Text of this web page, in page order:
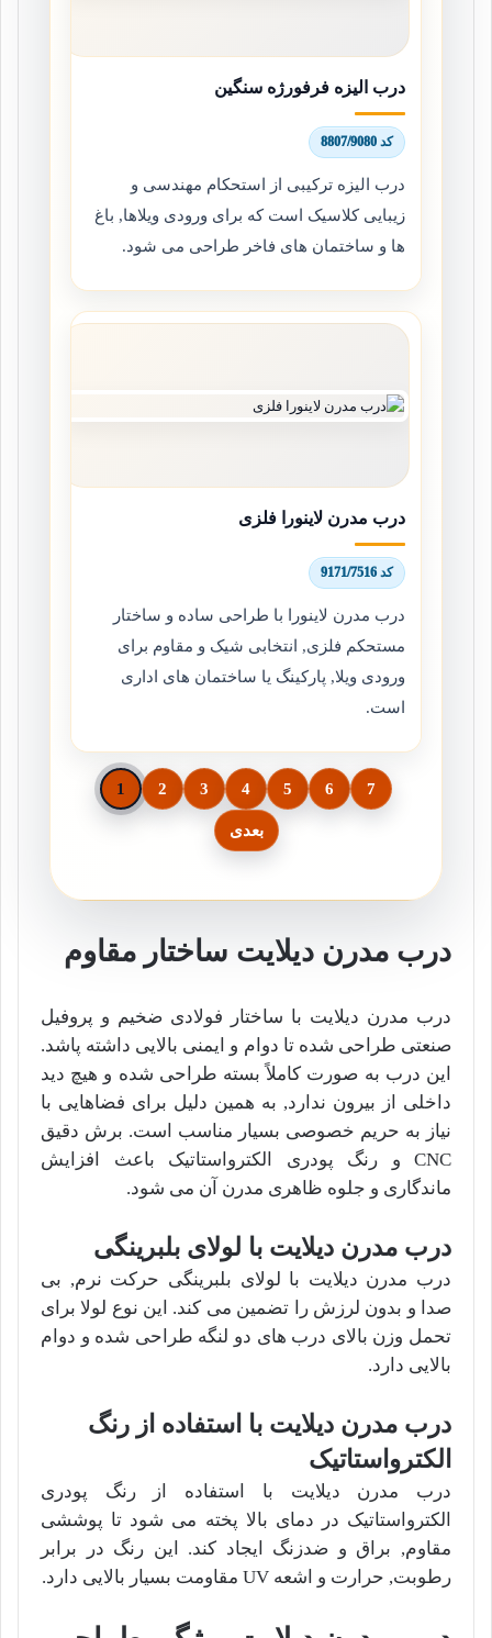
درب الیزه فرفورژه سنگین
کد 8807/9080
درب الیزه ترکیبی از استحکام مهندسی و
زیبایی کلاسیک است که برای ورودی ویلاها, باغ
ها و ساختمان های فاخر طراحی می شود.
درب مدرن لاینورا فلزی
کد 9171/7516
درب مدرن لاینورا با طراحی ساده و ساختار
مستحکم فلزی, انتخابی شیک و مقاوم برای
ورودی ویلا, پارکینگ یا ساختمان های اداری
است.
1 2 3 4 5 6 7
بعدی
درب مدرن دیلایت ساختار مقاوم
درب مدرن دیلایت با ساختار فولادی ضخیم و پروفیل
صنعتی طراحی شده تا دوام و ایمنی بالایی داشته پاشد.
این درب به صورت کاملاً بسته طراحی شده و هیچ دید
داخلی از بیرون ندارد, به همین دلیل برای فضاهایی با
نیاز به حریم خصوصی بسیار مناسب است. برش دقیق
CNC و رنگ پودری الکترواستاتیک باعث افزایش
ماندگاری و جلوه ظاهری مدرن آن می شود.
درب مدرن دیلایت با لولای بلبرینگی
درب مدرن دیلایت با لولای بلبرینگی حرکت نرم, بی
صدا و بدون لرزش را تضمین می کند. این نوع لولا برای
تحمل وزن بالای درب های دو لنگه طراحی شده و دوام
بالایی دارد.
درب مدرن دیلایت با استفاده از رنگ
الکترواستاتیک
درب مدرن دیلایت با استفاده از رنگ پودری
الکترواستاتیک در دمای بالا پخته می شود تا پوششی
مقاوم, براق و ضدزنگ ایجاد کند. این رنگ در برابر
رطوبت, حرارت و اشعه UV مقاومت بسیار بالایی دارد.